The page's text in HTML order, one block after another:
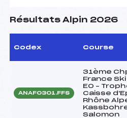
Résultats Alpin 2026
Codex Course
ANAF0301.FFS
31ème
France Ski
EO –
Caisse
Rhône
Salomon